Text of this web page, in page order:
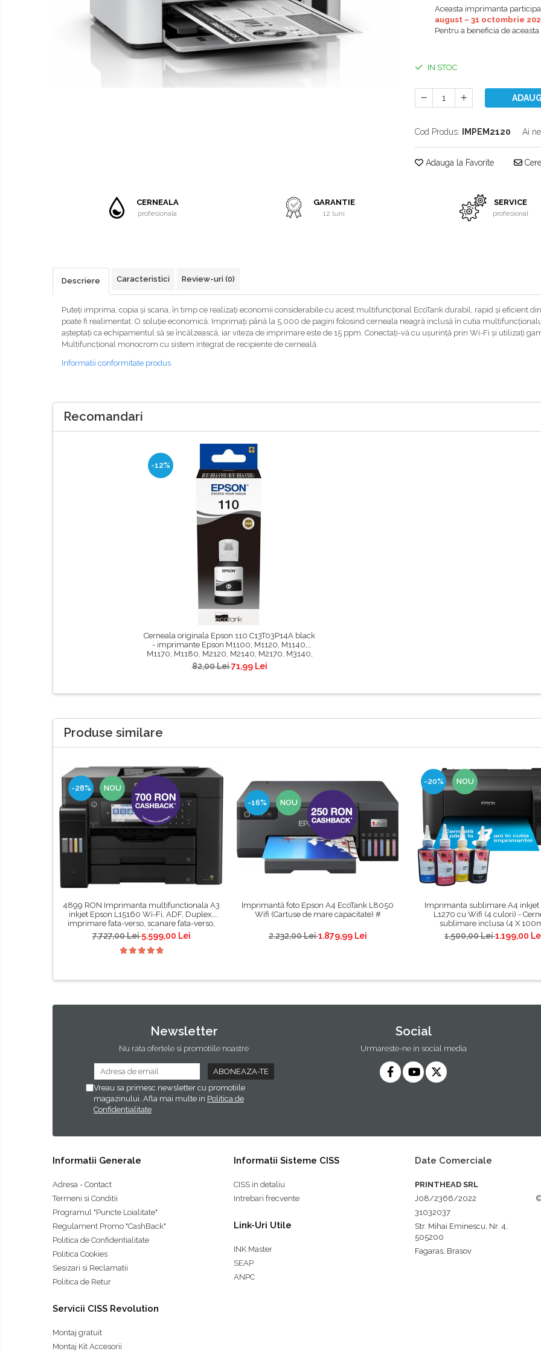
Aceasta imprimanta
august – 31 octombrie
Pentru a beneficia de
IN STOC
Cod Produs: IMPEM2120 Ai
Adauga la Favorite
CERNEALA
profesionala
GARANTIE
12 luni
SERVICE
profesional
Descriere Caracteristici Review-uri (0)
Puteți imprima, copia și scana, în timp ce realizați economii considerabile cu acest multifuncțional EcoTank durabil, rapid și eficient
poate fi realimentat. O soluție economică. Imprimați până la 5.000 de pagini folosind cerneala neagră inclusă în cutia
așteptați ca echipamentul să se încălzească, iar viteza de imprimare este de 15 ppm. Conectați-vă cu ușurință prin Wi-Fi și utilizați
Multifuncțional monocrom cu sistem integrat de recipiente de cerneală.
Informatii conformitate produs
Recomandari
-12%
Cerneala originala Epson 110 C13T03P14A black
- imprimante Epson M1100, M1120, M1140,
M1170, M1180, M2120, M2140, M2170, M3140,
M3170, ET-M3180
82,00 Lei71,99 Lei
Produse similare
-28% NOU
4899 RON Imprimanta multifunctionala A3
inkjet Epson L15160 Wi-Fi, ADF, Duplex,
imprimare fata-verso, scanare fata-verso,
copiere si fax #
7.727,00 Lei5.599,00 Lei
-16% NOU
Imprimantă foto Epson A4 EcoTank L8050
Wifi (Cartuse de mare capacitate) #
2.232,00 Lei1.879,99 Lei
-20% NOU
Imprimanta sublimare A4 inkjet
L1270 cu Wifi (4 culori) -
sublimare inclusa (4 X
1.500,00 Lei1.199,00
Newsletter
Nu rata ofertele si promotiile noastre
Vreau sa primesc newsletter cu promotiile
magazinului. Afla mai multe in Politica de
Confidentialitate
Social
Urmareste-ne in social media
Informatii Generale
Adresa - Contact
Termeni si Conditii
Programul "Puncte Loialitate"
Regulament Promo "CashBack"
Politica de Confidentialitate
Politica Cookies
Sesizari si Reclamatii
Politica de Retur
Servicii CISS Revolution
Montaj gratuit
Montaj Kit Accesorii
Informatii Sisteme CISS
CISS in detaliu
Intrebari frecvente
Link-Uri Utile
INK Master
SEAP
ANPC
Date Comerciale
PRINTHEAD SRL
J08/2366/2022
31032037
Str. Mihai Eminescu, Nr. 4,
505200
Fagaras, Brasov